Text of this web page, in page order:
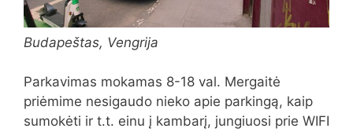
Budapeštas, Vengrija
Parkavimas mokamas 8-18 val. Mergaitė
priėmime nesigaudo nieko apie parkingą, kaip
sumokėti ir t.t. einu į kambarį, jungiuosi prie WIFI